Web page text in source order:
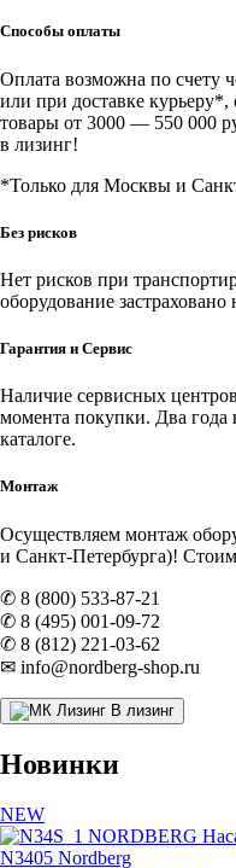
Способы оплаты
Оплата возможна по счету
или при доставке
товары от 3000 — 550 000
в лизинг!
*Только для Москвы и
Без рисков
Нет рисков при
оборудование застраховано
Гарантия и Сервис
Наличие сервисных
момента покупки. Два года
каталоге.
Монтаж
Осуществляем монтаж
и Санкт-Петербурга)!
✆ 8 (800) 533-87-21
✆ 8 (495) 001-09-72
✆ 8 (812) 221-03-62
✉ info@nordberg-shop.ru
В лизинг
Новинки
NEW